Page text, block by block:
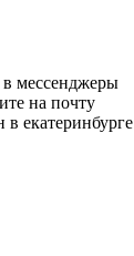
мессенджеры
на почту
в екатеринбурге